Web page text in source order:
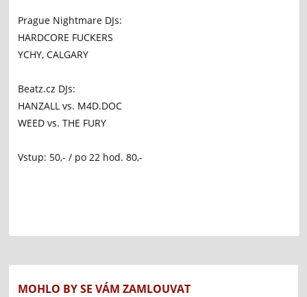
Prague Nightmare DJs:
HARDCORE FUCKERS
YCHY, CALGARY
Beatz.cz DJs:
HANZALL vs. M4D.DOC
WEED vs. THE FURY
Vstup: 50,- / po 22 hod. 80,-
MOHLO BY SE VÁM ZAMLOUVAT